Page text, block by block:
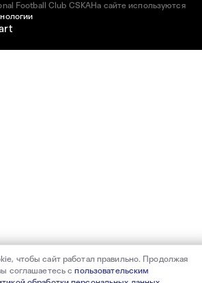
Football Club CSKAНа сайте используются
чтобы сайт работал правильно. Продолжая
соглашаетесь спользовательским